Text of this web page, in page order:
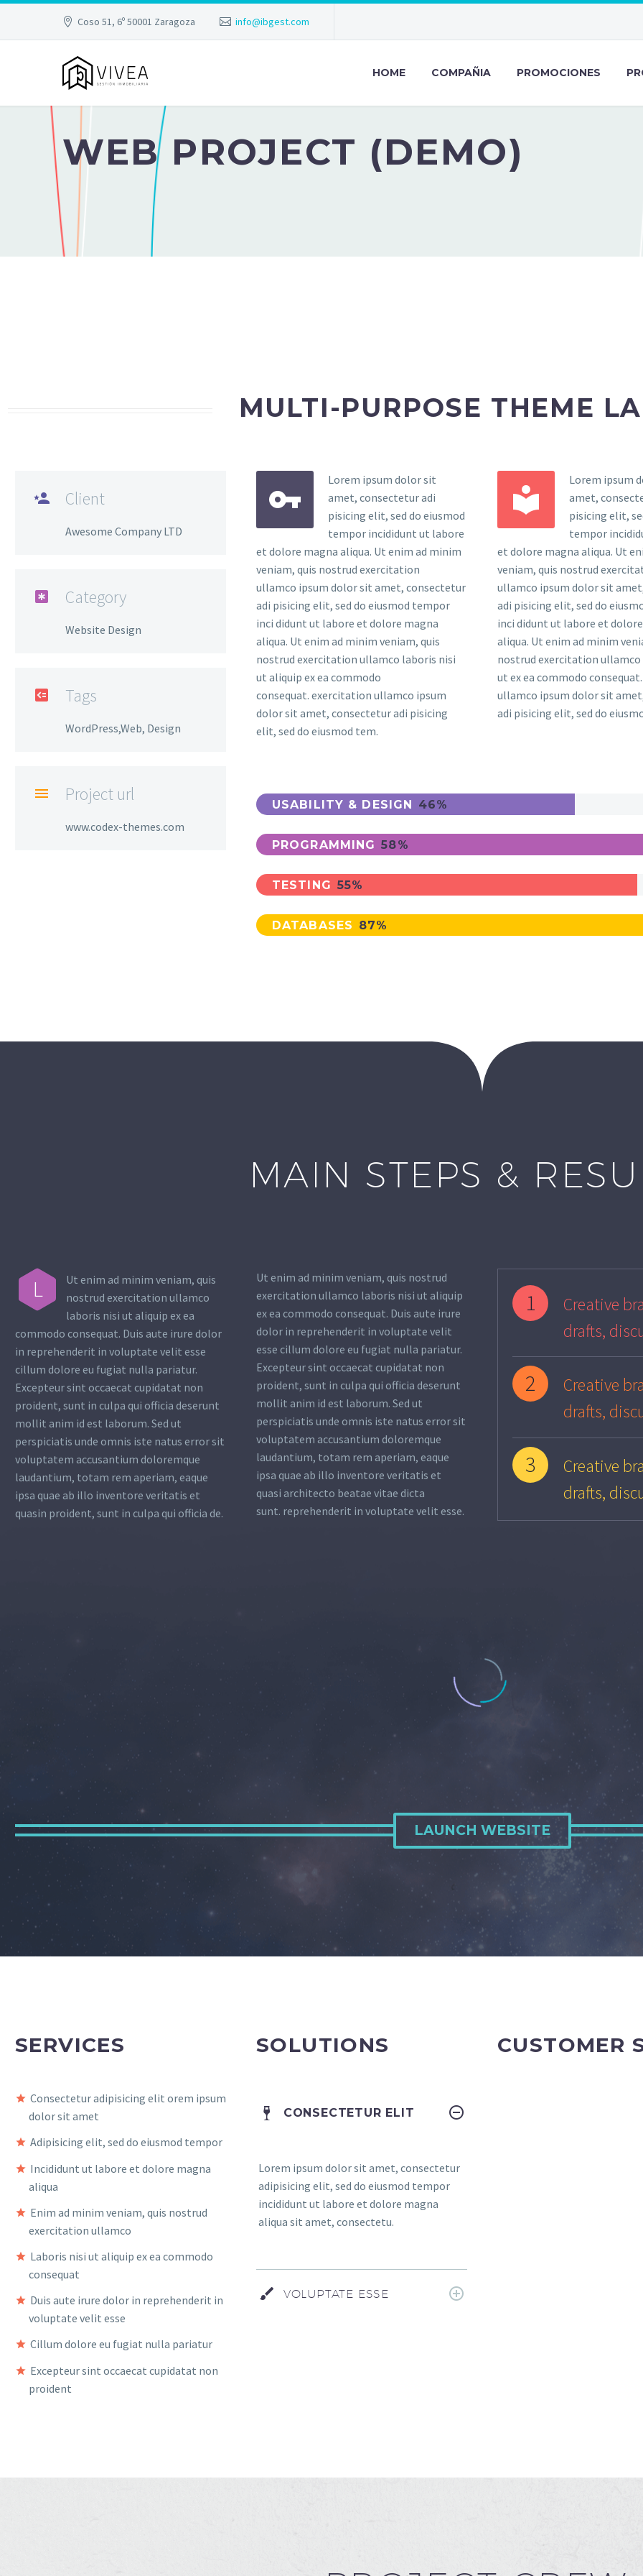
Coso 51, 6º 50001 Zaragoza info@ibgest.com
HOME COMPAÑIA PROMOCIONES
WEB PROJECT (DEMO)
MULTI-PURPOSE THEME
 Client
Awesome Company LTD
 Category
Website Design
 Tags
WordPress,Web, Design
 Project url
www.codex-themes.com


Lorem ipsum dolor sit
amet, consectetur adi
pisicing elit, sed do eiusmod
tempor incididunt ut labore
et dolore magna aliqua. Ut enim ad minim
veniam, quis nostrud exercitation
ullamco ipsum dolor sit amet, consectetur
adi pisicing elit, sed do eiusmod tempor
inci didunt ut labore et dolore magna
aliqua. Ut enim ad minim veniam, quis
nostrud exercitation ullamco laboris nisi
ut aliquip ex ea commodo
consequat. exercitation ullamco ipsum
dolor sit amet, consectetur adi pisicing
elit, sed do eiusmod tem.


Lorem ipsum
amet,
pisicing elit,
tempor
et dolore magna aliqua. Ut
veniam, quis nostrud
ullamco ipsum dolor sit
adi pisicing elit, sed do
inci didunt ut labore et
aliqua. Ut enim ad minim
nostrud exercitation
ut ex ea commodo
ullamco ipsum dolor sit
adi pisicing elit, sed do
USABILITY & DESIGN 46%
PROGRAMMING 58%
TESTING 55%
DATABASES 87%
MAIN STEPS &
L
Ut enim ad minim veniam, quis
nostrud exercitation ullamco
laboris nisi ut aliquip ex ea
commodo consequat. Duis aute irure dolor
in reprehenderit in voluptate velit esse
cillum dolore eu fugiat nulla pariatur.
Excepteur sint occaecat cupidatat non
proident, sunt in culpa qui officia deserunt
mollit anim id est laborum. Sed ut
perspiciatis unde omnis iste natus error sit
voluptatem accusantium doloremque
laudantium, totam rem aperiam, eaque
ipsa quae ab illo inventore veritatis et
quasin proident, sunt in culpa qui officia de.
Ut enim ad minim veniam, quis nostrud
exercitation ullamco laboris nisi ut aliquip
ex ea commodo consequat. Duis aute irure
dolor in reprehenderit in voluptate velit
esse cillum dolore eu fugiat nulla pariatur.
Excepteur sint occaecat cupidatat non
proident, sunt in culpa qui officia deserunt
mollit anim id est laborum. Sed ut
perspiciatis unde omnis iste natus error sit
voluptatem accusantium doloremque
laudantium, totam rem aperiam, eaque
ipsa quae ab illo inventore veritatis et
quasi architecto beatae vitae dicta
sunt. reprehenderit in voluptate velit esse.
1
Creative
drafts,
2
Creative
drafts,
3
Creative
drafts,
LAUNCH WEBSITE
SERVICES
Consectetur adipisicing elit orem ipsum
dolor sit amet
Adipisicing elit, sed do eiusmod tempor
Incididunt ut labore et dolore magna
aliqua
Enim ad minim veniam, quis nostrud
exercitation ullamco
Laboris nisi ut aliquip ex ea commodo
consequat
Duis aute irure dolor in reprehenderit in
voluptate velit esse
Cillum dolore eu fugiat nulla pariatur
Excepteur sint occaecat cupidatat non
proident
SOLUTIONS
CONSECTETUR ELIT
Lorem ipsum dolor sit amet, consectetur
adipisicing elit, sed do eiusmod tempor
incididunt ut labore et dolore magna
aliqua sit amet, consectetu.
VOLUPTATE ESSE
CUSTOMER